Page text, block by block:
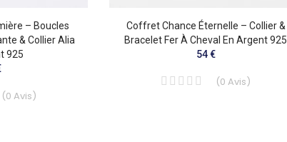
– Boucles
& Collier Alia
925
(0 Avis)
Coffret Chance Éternelle – Collier &
Bracelet Fer À Cheval En Argent 925
54 €
(0 Avis)